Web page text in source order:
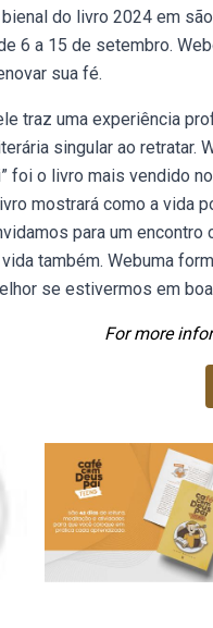
do livro 2024 em
6 a 15 de setembro.
sua fé.
traz uma experiência
singular ao retratar.
foi o livro mais vendido
mostrará como a vida
para um encontro
também. Webuma
se estivermos em
For more